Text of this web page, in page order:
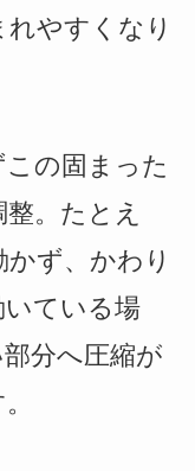
やすくなり
の固まった
。たとえ
ず、かわり
ている場
分へ圧縮が